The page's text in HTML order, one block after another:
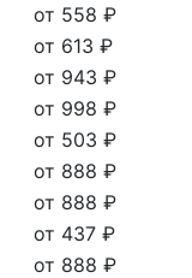
от 558 ₽
от 613 ₽
от 943 ₽
от 998 ₽
от 503 ₽
от 888 ₽
от 888 ₽
от 437 ₽
от 888 ₽